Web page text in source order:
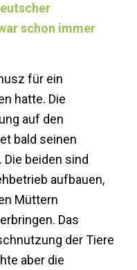
schon immer
für ein
hatte. Die
auf den
bald seinen
beiden sind
aufbauen,
Müttern
Das
der Tiere
aber die